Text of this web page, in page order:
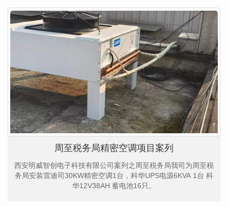
周至税务局精密空调项目案列
西安明威智创电子科技有限公司案列之周至税务局我司为周至税
务局安装雷迪司30KW精密空调1台，科华UPS电源6KVA 1台 科
华12V38AH 蓄电池16只。